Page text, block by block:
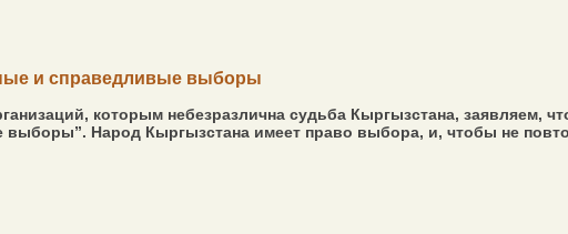
и справедливые выборы
которым небезразлична судьба Кыргызстана, заявляем,
Народ Кыргызстана имеет право выбора, и, чтобы не